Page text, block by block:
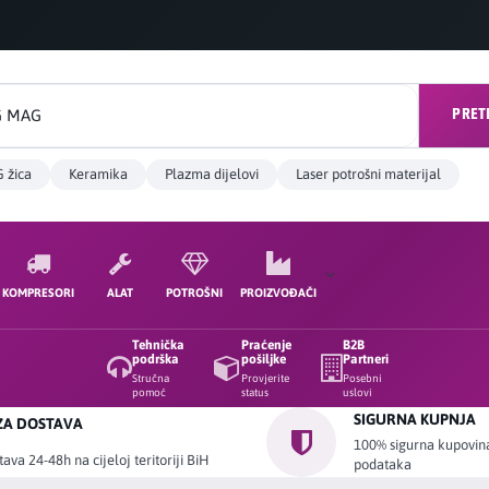
žica Keramika Plazma dijelovi Laser potrošni materijal
KOMPRESORI ALAT POTROŠNI PROIZVOĐAČI
Tehnička
podrška
Stručna
pomoć
Praćenje
pošiljke
Provjerite
status
B2B
Partneri
Posebni
uslovi
DOSTAVA
24-48h na cijeloj teritoriji BiH
SIGURNA KUPNJA
100% sigurna
podataka